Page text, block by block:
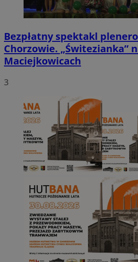
Bezpłatny spektakl
Chorzowie. „Świtezianka”
Maciejkowicach
3